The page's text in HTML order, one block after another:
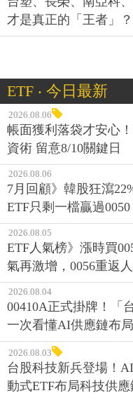
才是真正的「王者」？
ETF ‧ 今日最新
2026.08.06
帳面獲利落袋才安心
資術 留意8/10關鍵日
2026.08.06
7月回顧》韓股狂瀉
ETF只剩一檔贏過0050
2026.08.05
ETF人氣榜》漲時買
氣再激增，0056重返
2026.08.04
00410A正式掛牌！「
一次看懂AI供應鏈布局
2026.08.03
台股科技新兵登場！
動式ETF布局科技供